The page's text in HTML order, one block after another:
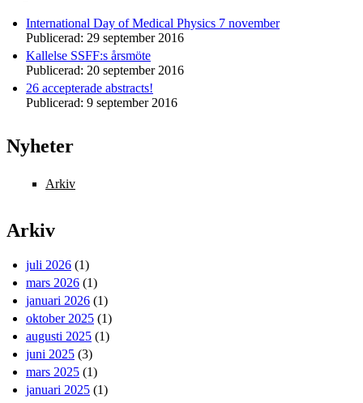
International Day of Medical Physics 7 november
Publicerad: 29 september 2016
Kallelse SSFF:s årsmöte
Publicerad: 20 september 2016
26 accepterade abstracts!
Publicerad: 9 september 2016
Nyheter
Arkiv
Arkiv
juli 2026 (1)
mars 2026 (1)
januari 2026 (1)
oktober 2025 (1)
augusti 2025 (1)
juni 2025 (3)
mars 2025 (1)
januari 2025 (1)